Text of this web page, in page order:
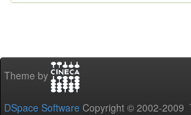
Theme by
DSpace Software Copyright © 2002-2009